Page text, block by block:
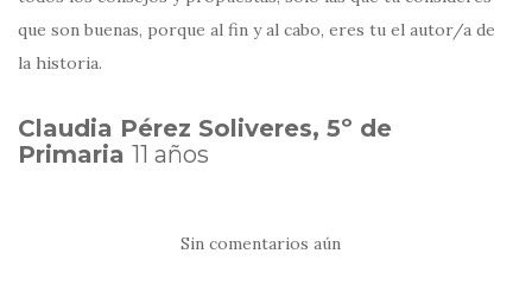
que son buenas, porque al fin y al cabo, eres tu el autor/a de
la historia.
Claudia Pérez Soliveres, 5º de
Primaria 11 años
Sin comentarios aún